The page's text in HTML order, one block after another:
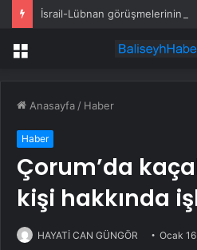
İsrail-Lübnan görüşmelerinin
Menü
Anasayfa / Haber
Haber
Çorum’da
kişi hakkında
HAYATİ CAN GÜNGÖR Ocak